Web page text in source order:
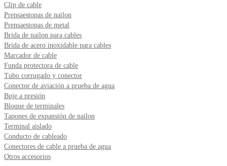
Clip de cable
Prensaestopas de nailon
Prensaestopas de metal
Brida de nailon para cables
Brida de acero inoxidable para cables
Marcador de cable
Funda protectora de cable
Tubo corrugado y conector
Conector de aviación a prueba de agua
Buje a presión
Bloque de terminales
Tapones de expansión de nailon
Terminal aislado
Conducto de cableado
Conectores de cable a prueba de agua
Otros accesorios